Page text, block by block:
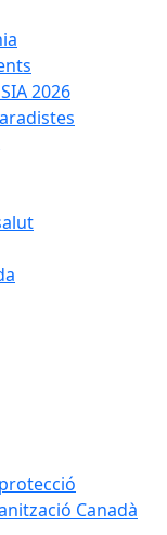
2026
Canadà